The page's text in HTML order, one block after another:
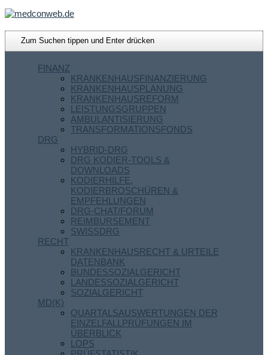
FINANZ
KRANKENHAUSFINANZIERUNG
KRANKENHAUSPLANUNG
KRANKENHAUSREFORM
LEISTUNGSGRUPPEN
AMBULANTISIERUNG
TRANSFORMATIONSFONDS
DRG
HYBRID-DRG
DRG KODIER-TOOLS &
DOWNLOADS
KODIERHILFE,
KODIERBROSCHÜREN &
EMPFEHLUNGEN
DRG-CHAT/FORUM
REIMBURSEMENT
SWISSDRG
RECHT
KRANKENHAUSRECHT & URTEILE
DATENBANK
BUNDESSOZIALGERICHT
LANDESSOZIALGERICHT
SOZIALGERICHT
MD(K)
QUARTALSAUSWERTUNGEN DER
EINZELFALLPRÜFUNGEN IM
ÜBERBLICK
LOPS